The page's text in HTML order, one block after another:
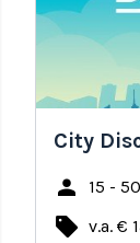
City
person 15 -
local_offer v.a. €